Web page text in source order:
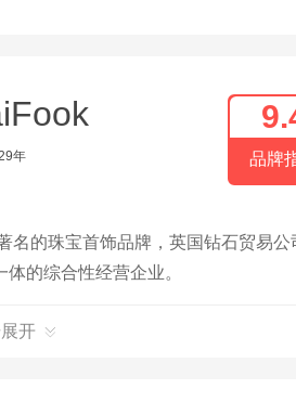
年 品牌
名的珠宝首饰品牌，英国钻石贸易公
的综合性经营企业。
开